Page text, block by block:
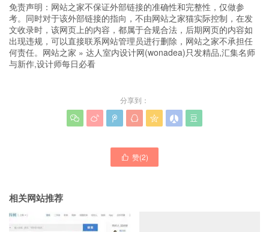
免责声明：网站之家不保证外部链接的准确性和完整性，仅做参
考。同时对于该外部链接的指向，不由网站之家猫实际控制，在发
文收录时，该网页上的内容，都属于合规合法，后期网页的内容如
出现违规，可以直接联系网站管理员进行删除，网站之家不承担任
何责任。 网站之家 » 达人室内设计网(wonadea)只发精品,汇集名师
与新作,设计师每日必看
分享到：
      
 赞(2)
相关网站推荐